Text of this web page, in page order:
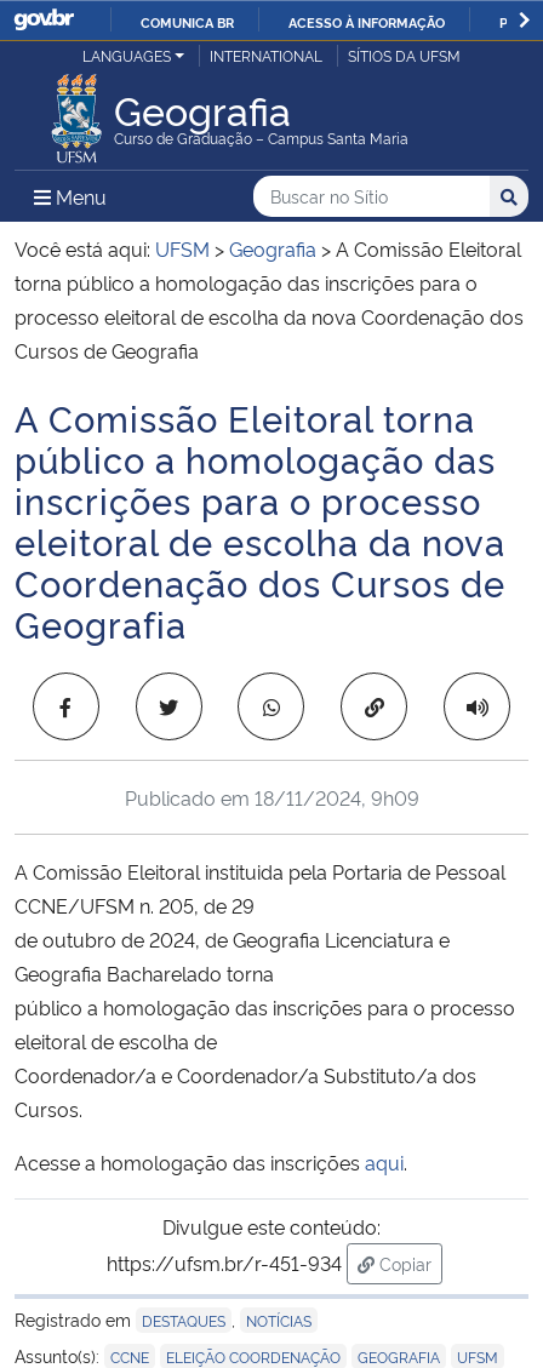
IR
O
COMUNICA BR ACESSO À INFORMAÇÃO
Ministério da Justiça e Segurança Pública
Ministério da Defesa
Ministério das Relações Exteriores
Ministério da Economia
Ministério da Infraestrutura
Ministério da Agricultura, Pecuária e Abastecimento
Ministério da Educação
Ministério da Cidadania
Ministério da Saúde
Ministério de Minas e Energia
Ministério da Ciência, Tecnologia, Inovações e Comunicações
Ministério do Turismo
Ministério do Desenvolvimento Regional
Controladoria-Geral da União
Ministério da Mulher, da Família e dos Direitos Humanos
Secretaria de Governo
Gabinete de Segurança Institucional
Advocacia-Geral da União
LANGUAGES INTERNATIONAL SÍTIOS DA UFSM
Geografia
Curso de Graduação – Campus Santa Maria
Menu Menu Principal do Sítio
Busca
Buscar no no Sítio
Busca:
Você está aqui: UFSM >Geografia >A Comissão Eleitoral
torna público a homologação das inscrições para o
processo eleitoral de escolha da nova Coordenação dos
Cursos de Geografia
Início do conteúdo
A Comissão Eleitoral torna
público a homologação das
inscrições para o processo
eleitoral de escolha da nova
Coordenação dos Cursos de
Geografia
Copiar para área
Publicado em 18/11/2024, 9h09
A Comissão Eleitoral instituida pela Portaria de Pessoal
CCNE/UFSM n. 205, de 29
de outubro de 2024, de Geografia Licenciatura e
Geografia Bacharelado torna
público a homologação das inscrições para o processo
eleitoral de escolha de
Coordenador/a e Coordenador/a Substituto/a dos
Cursos.
Acesse a homologação das inscrições aqui.
Divulgue este conteúdo:
https://ufsm.br/r-451-934
Copiar
para área de
Registrado em
DESTAQUES NOTÍCIAS
Assunto(s): CCNE ELEIÇÃO COORDENAÇÃO GEOGRAFIA UFSM